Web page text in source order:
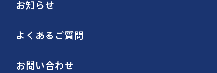
お知らせ
よくあるご質問
お問い合わせ